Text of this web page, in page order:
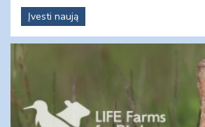
Įvesti naują